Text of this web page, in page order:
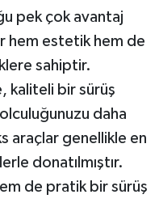
pek çok avantaj
hem estetik hem de
sahiptir.
kaliteli bir sürüş
daha
araçlar genellikle en
donatılmıştır.
de pratik bir sürüş